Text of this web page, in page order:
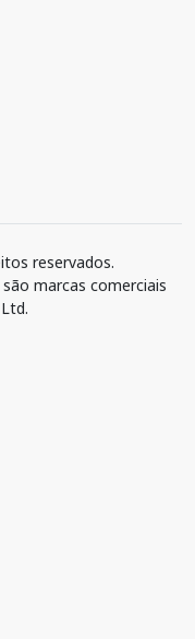
reservados.
marcas comerciais